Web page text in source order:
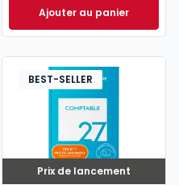
à 209,00 € TTC
Ajouter au panier
Code civil 2027,
Prix de lancement
BEST-SELLER